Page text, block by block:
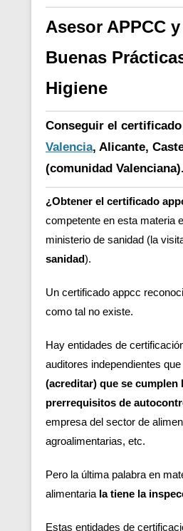
Asesor APPCC
Buenas
Higiene
Conseguir el certificado
Valencia, Alicante,
(comunidad Valenciana).
¿Obtener el certificado
competente en esta materia
ministerio de sanidad (la
sanidad).
Un certificado appcc
como tal no existe.
Hay entidades de
auditores independientes
(acreditar) que se cumplen
prerrequisitos de
empresa del sector de
agroalimentarias, etc.
Pero la última palabra en
alimentaria la tiene la
Estas entidades de